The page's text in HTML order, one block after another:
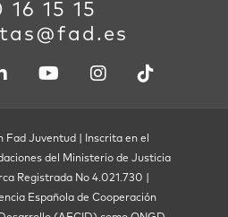
16 15 15
Fad Juventud | Inscrita en el
del Ministerio de Justicia
Registrada No 4.021.730 |
Española de Cooperación